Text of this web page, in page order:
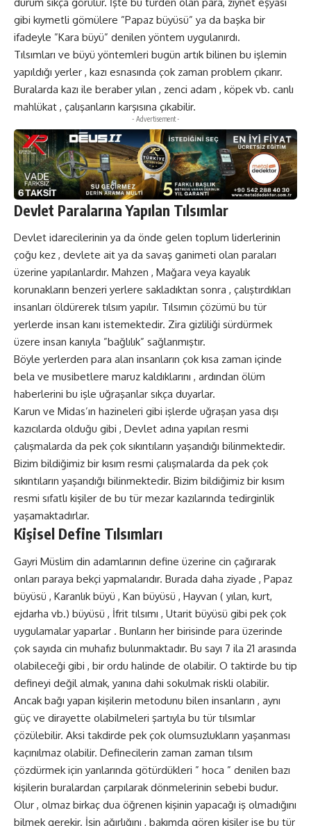
gibi kıymetli gömülere ”Papaz büyüsü” ya da başka bir
ifadeyle ”Kara büyü” denilen yöntem uygulanırdı.
Tılsımları ve büyü yöntemleri bugün artık bilinen bu işlemin
yapıldığı yerler , kazı esnasında çok zaman problem çıkarır.
Buralarda kazı ile beraber yılan , zenci adam , köpek vb. canlı
mahlükat , çalışanların karşısına çıkabilir.
- Advertisement -
Devlet Paralarına Yapılan Tılsımlar
Devlet idarecilerinin ya da önde gelen toplum liderlerinin
çoğu kez , devlete ait ya da savaş ganimeti olan paraları
üzerine yapılanlardır. Mahzen , Mağara veya kayalık
korunakların benzeri yerlere sakladıktan sonra , çalıştırdıkları
insanları öldürerek tılsım yapılır. Tılsımın çözümü bu tür
yerlerde insan kanı istemektedir. Zira gizliliği sürdürmek
üzere insan kanıyla ”bağlılık” sağlanmıştır.
Böyle yerlerden para alan insanların çok kısa zaman içinde
bela ve musibetlere maruz kaldıklarını , ardından ölüm
haberlerini bu işle uğraşanlar sıkça duyarlar.
Karun ve Midas’ın hazineleri gibi işlerde uğraşan yasa dışı
kazıcılarda olduğu gibi , Devlet adına yapılan resmi
çalışmalarda da pek çok sıkıntıların yaşandığı bilinmektedir.
Bizim bildiğimiz bir kısım resmi çalışmalarda da pek çok
sıkıntıların yaşandığı bilinmektedir. Bizim bildiğimiz bir kısım
resmi sıfatlı kişiler de bu tür mezar kazılarında tedirginlik
yaşamaktadırlar.
Kişisel Define Tılsımları
Gayri Müslim din adamlarının define üzerine cin çağırarak
onları paraya bekçi yapmalarıdır. Burada daha ziyade , Papaz
büyüsü , Karanlık büyü , Kan büyüsü , Hayvan ( yılan, kurt,
ejdarha vb.) büyüsü , İfrit tılsımı , Utarit büyüsü gibi pek çok
uygulamalar yaparlar . Bunların her birisinde para üzerinde
çok sayıda cin muhafız bulunmaktadır. Bu sayı 7 ila 21 arasında
olabileceği gibi , bir ordu halinde de olabilir. O taktirde bu tip
defineyi değil almak, yanına dahi sokulmak riskli olabilir.
Ancak bağı yapan kişilerin metodunu bilen insanların , aynı
güç ve dirayette olabilmeleri şartıyla bu tür tılsımlar
çözülebilir. Aksi takdirde pek çok olumsuzlukların yaşanması
kaçınılmaz olabilir. Definecilerin zaman zaman tılsım
çözdürmek için yanlarında götürdükleri ” hoca ” denilen bazı
kişilerin buralardan çarpılarak dönmelerinin sebebi budur.
Olur , olmaz birkaç dua öğrenen kişinin yapacağı iş olmadığını
bilmek gerekir. İşin ağırlığını , bakımda gören kişiler ise bu tür